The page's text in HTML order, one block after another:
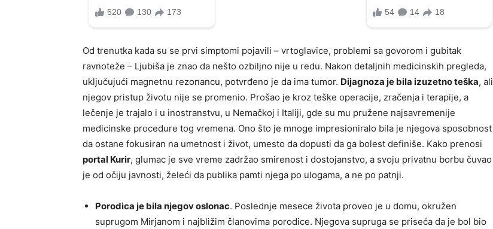
Od trenutka kada su se prvi simptomi pojavili – vrtoglavice, problemi sa govorom i gubitak
ravnoteže – Ljubiša je znao da nešto ozbiljno nije u redu. Nakon detaljnih medicinskih pregleda,
uključujući magnetnu rezonancu, potvrđeno je da ima tumor. Dijagnoza je bila izuzetno teška, ali
njegov pristup životu nije se promenio. Prošao je kroz teške operacije, zračenja i terapije, a
lečenje je trajalo i u inostranstvu, u Nemačkoj i Italiji, gde su mu pružene najsavremenije
medicinske procedure tog vremena. Ono što je mnoge impresioniralo bila je njegova sposobnost
da ostane fokusiran na umetnost i život, umesto da dopusti da ga bolest definiše. Kako prenosi
portal Kurir, glumac je sve vreme zadržao smirenost i dostojanstvo, a svoju privatnu borbu čuvao
je od očiju javnosti, želeći da publika pamti njega po ulogama, a ne po patnji.
Porodica je bila njegov oslonac. Poslednje mesece života proveo je u domu, okružen
suprugom Mirjanom i najbližim članovima porodice. Njegova supruga se priseća da je bol bio